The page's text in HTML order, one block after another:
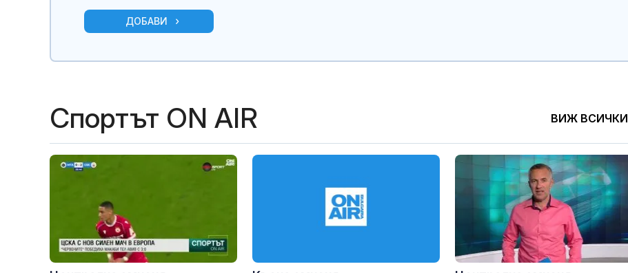
въздушното пространство
ДОБАВИ
Спортът ON AIR ВИЖ ВСИЧКИ